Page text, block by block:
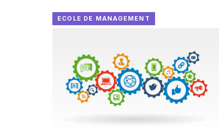
ECOLE DE MANAGEMENT